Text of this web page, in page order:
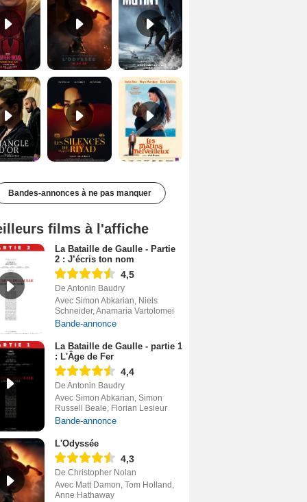
Les Silences de Riyad Bande-annonce VO STFR Les Matins merveilleux Bande-annonce VF
Bandes-annonces à ne pas manquer
films à l'affiche
La Bataille de Gaulle - Partie
2 : J’écris ton nom
4,5
De Antonin Baudry
Avec Simon Abkarian, Niels
Schneider, Anamaria Vartolomei
Bande-annonce
La Bataille de Gaulle - partie 1
: L'Âge de Fer
4,4
De Antonin Baudry
Avec Simon Abkarian, Simon
Russell Beale, Florian Lesieur
Bande-annonce
L'Odyssée
4,3
De Christopher Nolan
Avec Matt Damon, Tom Holland,
Anne Hathaway